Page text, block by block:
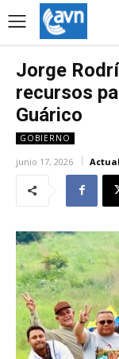
Jorge
recursos
Guárico
GOBIERNO
junio 17, 2026